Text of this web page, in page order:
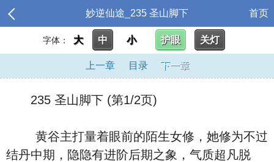
妙逆仙途_235 圣山脚下 首页
字体： 大 中 小 护眼 关灯
上一章 目录 下一章
235 圣山脚下 (第1/2页)
黄谷主打量着眼前的陌生女修，她修为不过
结丹中期，隐隐有进阶后期之象，气质超凡脱